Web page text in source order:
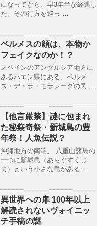
になってから、早3年半が経過し
た。その行方を巡っ …
ベルメスの顔は、本物か
フェイクなのか！？
スペインのアンダルシア地方に
あるハエン県にある、ベルメ
ス・デ・ラ・モラレーダの民 …
【他言厳禁】謎に包まれ
た秘祭奇祭・新城島の豊
年祭！人魚伝説？
沖縄地方の南端。 八重山諸島の
一つに新城島（あらぐすくじ
ま）という小さな島がある …
異世界への扉 100年以上
解読されないヴォイニッ
チ手稿の謎